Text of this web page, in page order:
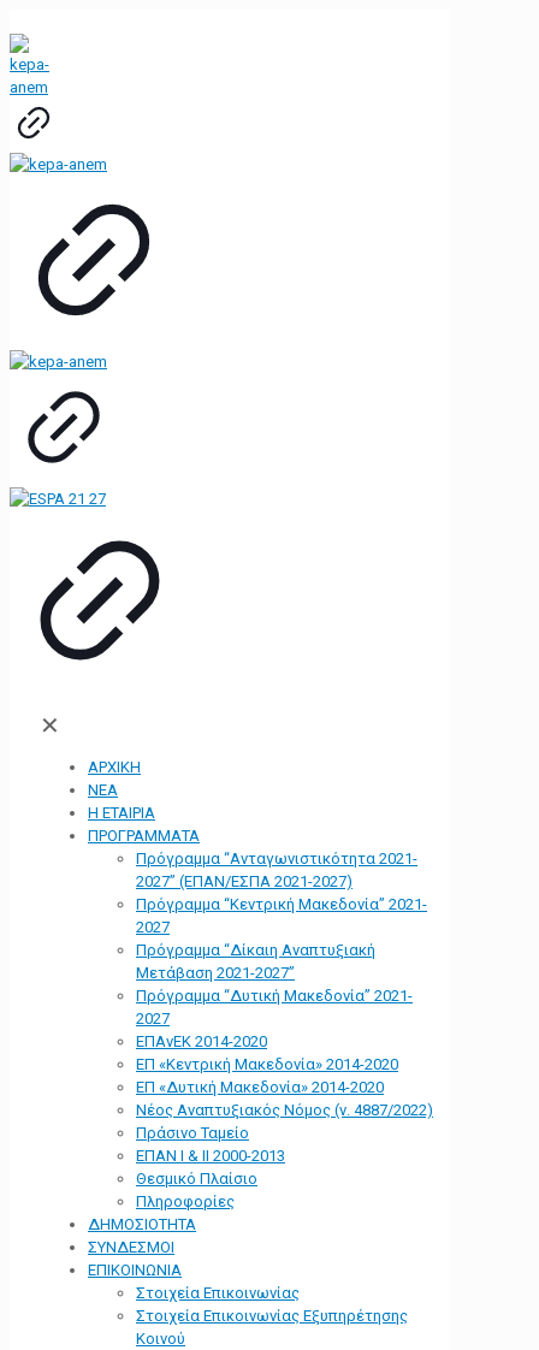
✕
ΑΡΧΙΚΗ
ΝΕΑ
Η ΕΤΑΙΡΙΑ
ΠΡΟΓΡΑΜΜΑΤΑ
Πρόγραμμα “Ανταγωνιστικότητα 2021-
2027” (ΕΠΑΝ/ΕΣΠΑ 2021-2027)
Πρόγραμμα “Κεντρική Μακεδονία” 2021-
2027
Πρόγραμμα “Δίκαιη Αναπτυξιακή
Μετάβαση 2021-2027”
Πρόγραμμα “Δυτική Μακεδονία” 2021-
2027
ΕΠΑνΕΚ 2014-2020
ΕΠ «Kεντρική Μακεδονία» 2014-2020
ΕΠ «Δυτική Μακεδονία» 2014-2020
Νέος Αναπτυξιακός Νόμος (ν. 4887/2022)
Πράσινο Ταμείο
ΕΠΑΝ Ι & ΙΙ 2000-2013
Θεσμικό Πλαίσιο
Πληροφορίες
ΔΗΜΟΣΙΟΤΗΤΑ
ΣΥΝΔΕΣΜΟΙ
ΕΠΙΚΟΙΝΩΝΙΑ
Στοιχεία Επικοινωνίας
Στοιχεία Επικοινωνίας Εξυπηρέτησης
Κοινού